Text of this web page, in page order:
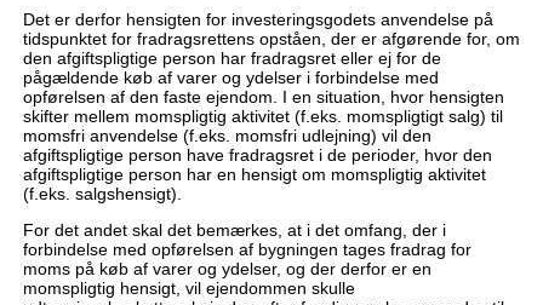
Det er derfor hensigten for investeringsgodets anvendelse på
tidspunktet for fradragsrettens opståen, der er afgørende for, om
den afgiftspligtige person har fradragsret eller ej for de
pågældende køb af varer og ydelser i forbindelse med
opførelsen af den faste ejendom. I en situation, hvor hensigten
skifter mellem momspligtig aktivitet (f.eks. momspligtigt salg) til
momsfri anvendelse (f.eks. momsfri udlejning) vil den
afgiftspligtige person have fradragsret i de perioder, hvor den
afgiftspligtige person har en hensigt om momspligtig aktivitet
(f.eks. salgshensigt).
For det andet skal det bemærkes, at i det omfang, der i
forbindelse med opførelsen af bygningen tages fradrag for
moms på køb af varer og ydelser, og der derfor er en
momspligtig hensigt, vil ejendommen skulle